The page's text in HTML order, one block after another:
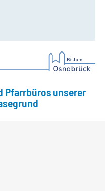
Pfarrbüros unserer